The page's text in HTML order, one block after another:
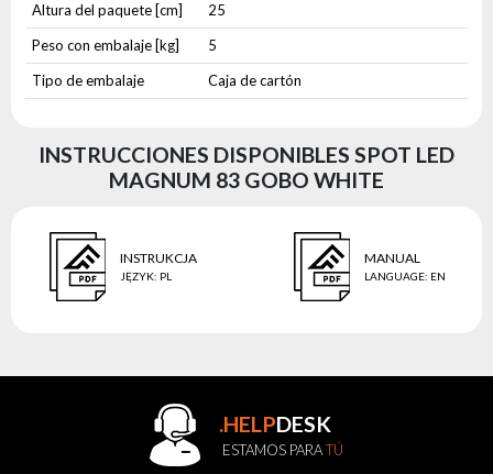
Altura del paquete [cm]
25
Peso con embalaje [kg]
5
Tipo de embalaje
Caja de cartón
INSTRUCCIONES DISPONIBLES SPOT LED
MAGNUM 83 GOBO WHITE
INSTRUKCJA
JĘZYK: PL
MANUAL
LANGUAGE: EN
.HELPDESK
ESTAMOS PARATÚ